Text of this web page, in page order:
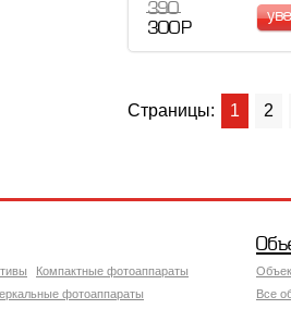
390
300 Р
Страницы: 1 2
Компактные фотоаппараты
фотоаппараты
Все